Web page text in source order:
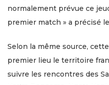
normalement prévue ce
premier match » a précisé
Selon la même source,
premier lieu le territoire
suivre les rencontres des